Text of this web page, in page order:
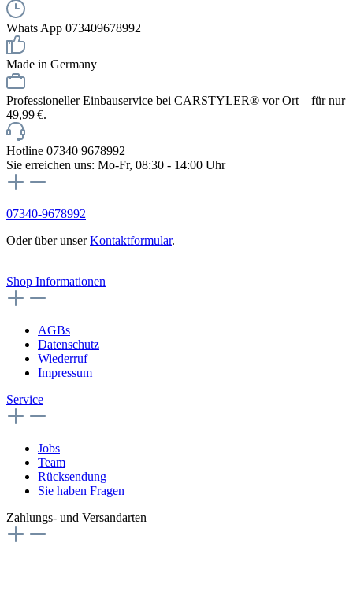
Whats App 073409678992
Made in Germany
Professioneller Einbauservice bei CARSTYLER® vor Ort – für nur
49,99 €.
Hotline 07340 9678992
Sie erreichen uns: Mo-Fr, 08:30 - 14:00 Uhr
07340-9678992
Oder über unserKontaktformular.
Shop Informationen
AGBs
Datenschutz
Wiederruf
Impressum
Service
Jobs
Team
Rücksendung
Sie haben Fragen
Zahlungs- und Versandarten